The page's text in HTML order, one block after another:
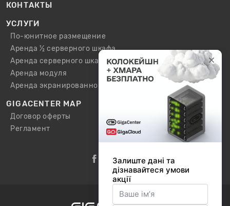
КОНТАКТЫ
УСЛУГИ
По-юнитное размещение
Аренда ½ серверного шкафа
Аренда серверного шкафа
Аренда модуля
Аренда экранированного шкафа / модуля
GIGACENTER MAP
Договор оферты
Регламент